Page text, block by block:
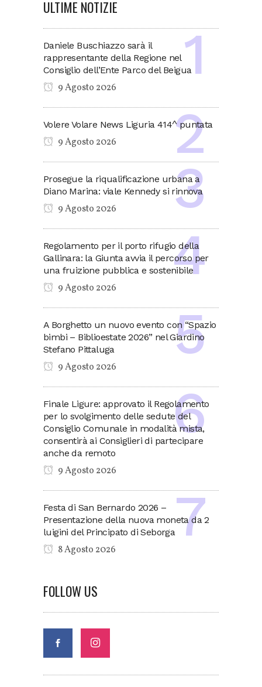
ULTIME NOTIZIE
Daniele Buschiazzo sarà il
rappresentante della Regione nel
Consiglio dell’Ente Parco del Beigua
9 Agosto 2026
Volere Volare News Liguria 414^ puntata
9 Agosto 2026
Prosegue la riqualificazione urbana a
Diano Marina: viale Kennedy si rinnova
9 Agosto 2026
Regolamento per il porto rifugio della
Gallinara: la Giunta avvia il percorso per
una fruizione pubblica e sostenibile
9 Agosto 2026
A Borghetto un nuovo evento con “Spazio
bimbi – Biblioestate 2026” nel Giardino
Stefano Pittaluga
9 Agosto 2026
Finale Ligure: approvato il Regolamento
per lo svolgimento delle sedute del
Consiglio Comunale in modalità mista,
consentirà ai Consiglieri di partecipare
anche da remoto
9 Agosto 2026
Festa di San Bernardo 2026 –
Presentazione della nuova moneta da 2
luigini del Principato di Seborga
8 Agosto 2026
FOLLOW US